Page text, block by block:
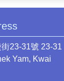
23-31號 23-31
Yam, Kwai